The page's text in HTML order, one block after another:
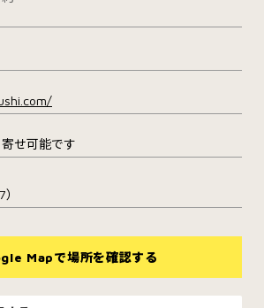
せ可能です
Mapで場所を確認する